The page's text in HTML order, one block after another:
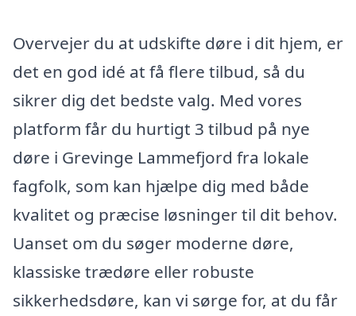
Overvejer du at udskifte døre i dit hjem, er
det en god idé at få flere tilbud, så du
sikrer dig det bedste valg. Med vores
platform får du hurtigt 3 tilbud på nye
døre i Grevinge Lammefjord fra lokale
fagfolk, som kan hjælpe dig med både
kvalitet og præcise løsninger til dit behov.
Uanset om du søger moderne døre,
klassiske trædøre eller robuste
sikkerhedsdøre, kan vi sørge for, at du får